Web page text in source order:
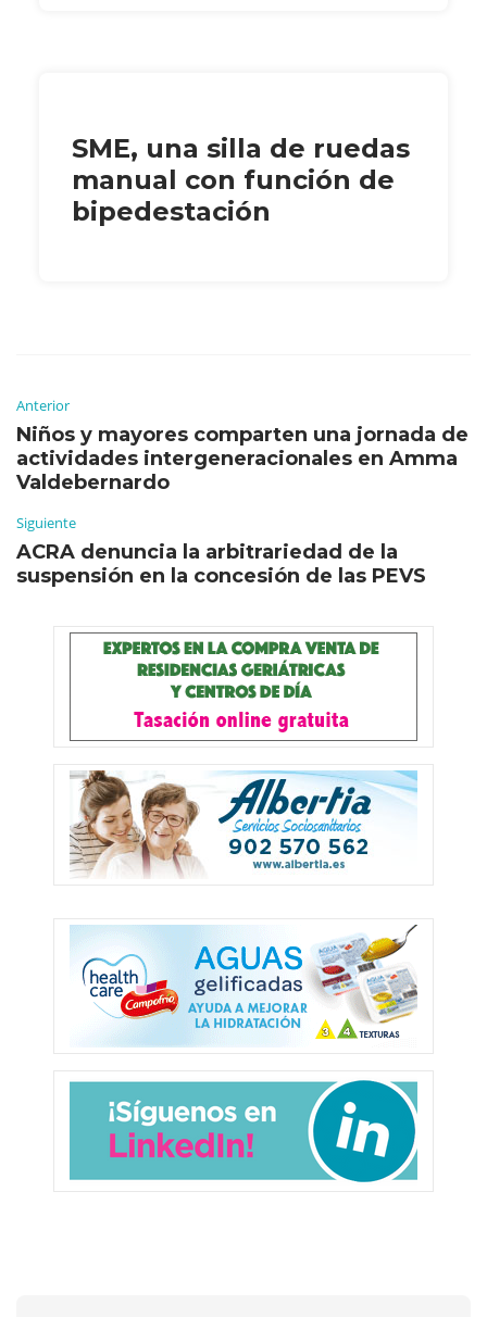
SME, una silla de ruedas
manual con función de
bipedestación
Anterior
Niños y mayores comparten una jornada de
actividades intergeneracionales en Amma
Valdebernardo
Siguiente
ACRA denuncia la arbitrariedad de la
suspensión en la concesión de las PEVS